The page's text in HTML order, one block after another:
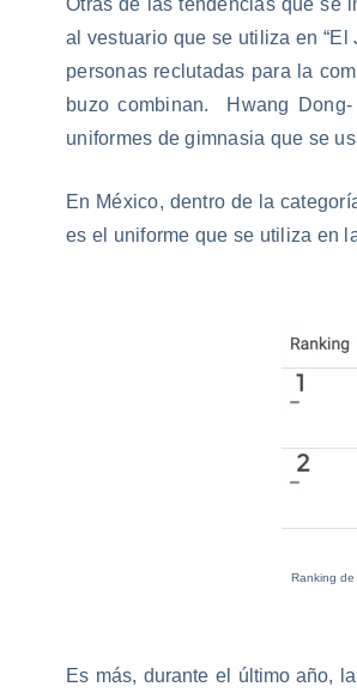
Otras de las tendencias que se
al vestuario que se utiliza en
personas reclutadas para la
buzo combinan. Hwang
uniformes de gimnasia que se
En México, dentro de la
es el uniforme que se utiliza en
Ranking
Es más, durante el último año,